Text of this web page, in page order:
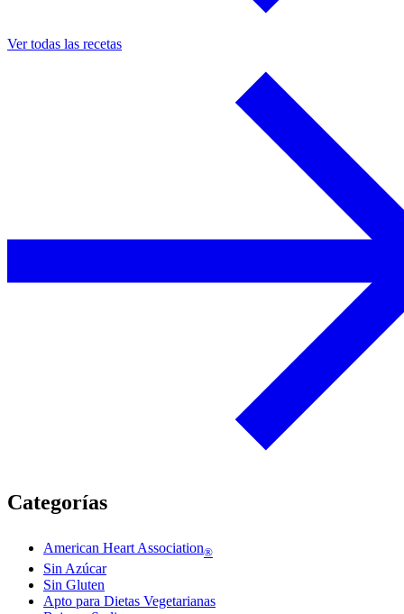
Ver todas las recetas
Categorías
American Heart Association®
Sin Azúcar
Sin Gluten
Apto para Dietas Vegetarianas